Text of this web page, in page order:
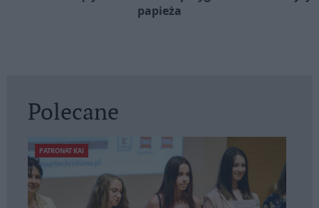
papieża
Polecane
PATRONAT KAI